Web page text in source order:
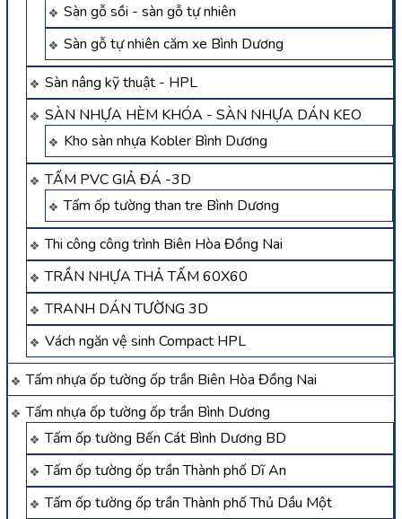
Sàn gỗ sồi - sàn gỗ tự nhiên
Sàn gỗ tự nhiên căm xe Bình Dương
Sàn nâng kỹ thuật - HPL
SÀN NHỰA HÈM KHÓA - SÀN NHỰA DÁN KEO
Kho sàn nhựa Kobler Bình Dương
TẤM PVC GIẢ ĐÁ -3D
Tấm ốp tường than tre Bình Dương
Thi công công trình Biên Hòa Đồng Nai
TRẦN NHỰA THẢ TẤM 60X60
TRANH DÁN TƯỜNG 3D
Vách ngăn vệ sinh Compact HPL
Tấm nhựa ốp tường ốp trần Biên Hòa Đồng Nai
Tấm nhựa ốp tường ốp trần Bình Dương
Tấm ốp tường Bến Cát Bình Dương BD
Tấm ốp tường ốp trần Thành phố Dĩ An
Tấm ốp tường ốp trần Thành phố Thủ Dầu Một